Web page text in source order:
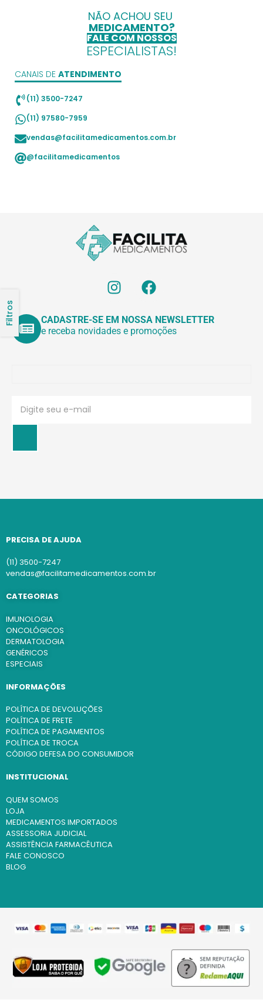
Filtros
NÃO ACHOU SEU
MEDICAMENTO?
FALE COM NOSSOS
ESPECIALISTAS!
CANAIS DE ATENDIMENTO
(11) 3500-7247
(11) 97580-7959
vendas@facilitamedicamentos.com.br
@facilitamedicamentos
CADASTRE-SE EM NOSSA NEWSLETTER
e receba novidades e promoções
PRECISA DE AJUDA
(11) 3500-7247
vendas@facilitamedicamentos.com.br
CATEGORIAS
IMUNOLOGIA
ONCOLÓGICOS
DERMATOLOGIA
GENÉRICOS
ESPECIAIS
INFORMAÇÕES
POLÍTICA DE DEVOLUÇÕES
POLÍTICA DE FRETE
POLÍTICA DE PAGAMENTOS
POLÍTICA DE TROCA
CÓDIGO DEFESA DO CONSUMIDOR
INSTITUCIONAL
QUEM SOMOS
LOJA
MEDICAMENTOS IMPORTADOS
ASSESSORIA JUDICIAL
ASSISTÊNCIA FARMACÊUTICA
FALE CONOSCO
BLOG